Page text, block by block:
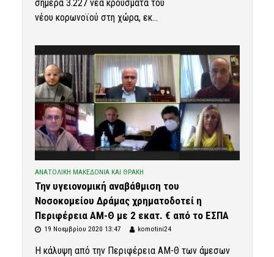
σήμερα 3.227 νέα κρούσματα του
νέου κορωνοϊού στη χώρα, εκ...
ΑΝΑΤΟΛΙΚΗ ΜΑΚΕΔΟΝΙΑ ΚΑΙ ΘΡΑΚΗ
Την υγειονομική αναβάθμιση του
Νοσοκομείου Δράμας χρηματοδοτεί η
Περιφέρεια ΑΜ-Θ με 2 εκατ. € από το ΕΣΠΑ
19 Νοεμβρίου 2020 13:47 komotini24
Η κάλυψη από την Περιφέρεια ΑΜ-Θ των άμεσων